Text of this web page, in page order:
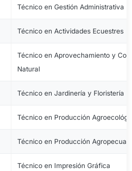
Técnico en Gestión Administrativa
Técnico en Actividades Ecuestres
Técnico en Aprovechamiento y
Natural
Técnico en Jardinería y Floristería
Técnico en Producción
Técnico en Producción
Técnico en Impresión Gráfica